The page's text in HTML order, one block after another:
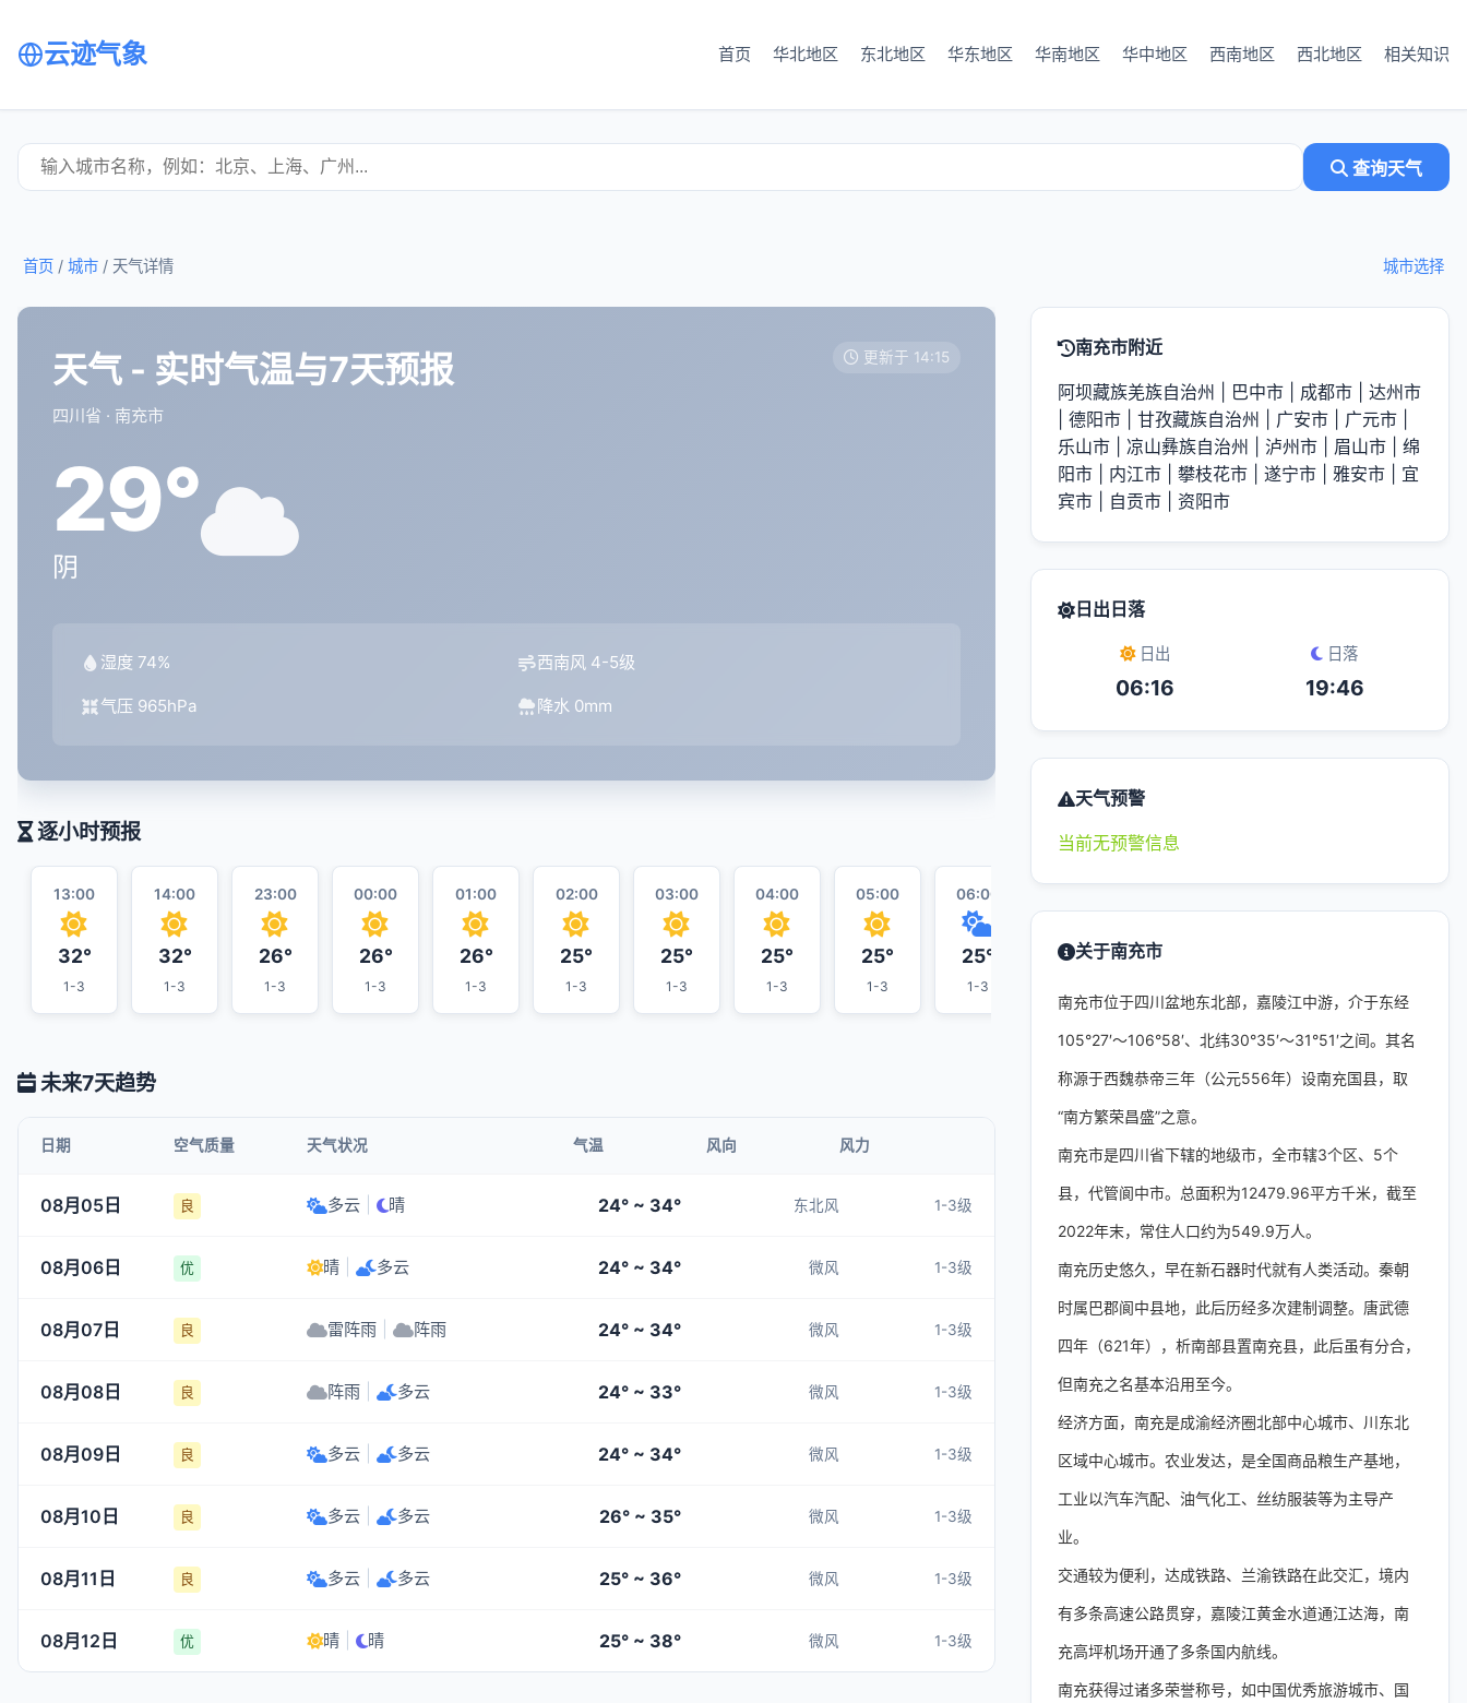
云迹气象 首页 华北地区 东北地区 华东地区 华南地区 华中地区 西南地区 西北地区 相关知识
查询天气
城市选择
首页 / 城市 / 天气详情
天气 - 实时气温与7天预报
四川省 · 南充市
更新于 14:15
29°
阴
湿度 74% 西南风 4-5级
气压 965hPa 降水 0mm
逐小时预报
13:00
32°
1-3
14:00
32°
1-3
23:00
26°
1-3
00:00
26°
1-3
01:00
26°
1-3
02:00
25°
1-3
03:00
25°
1-3
04:00
25°
1-3
05:00
25°
1-3
06:00
25°
1-3
26°
未来7天趋势
日期 空气质量 天气状况 气温 风向 风力
08月05日 良 多云 晴 24° ~ 34° 东北风 1-3级
08月06日 优 晴 多云 24° ~ 34° 微风 1-3级
08月07日 良 雷阵雨 阵雨 24° ~ 34° 微风 1-3级
08月08日 良 阵雨 多云 24° ~ 33° 微风 1-3级
08月09日 良 多云 多云 24° ~ 34° 微风 1-3级
08月10日 良 多云 多云 26° ~ 35° 微风 1-3级
08月11日 良 多云 多云 25° ~ 36° 微风 1-3级
08月12日 优 晴 晴 25° ~ 38° 微风 1-3级
南充市附近
阿坝藏族羌族自治州 巴中市 成都市
达州市
德阳市 甘孜藏族自治州 广安市 广元市
乐山市
凉山彝族自治州 泸州市 眉山市
绵
阳市
内江市 攀枝花市 遂宁市 雅安市
宜
宾市
自贡市 资阳市
日出日落
日出
06:16
日落
19:46
天气预警
当前无预警信息
关于南充市
南充市位于四川盆地东北部，嘉陵江中游，介于东经
105°27′～106°58′、北纬30°35′～31°51′之间。其名
称源于西魏恭帝三年（公元556年）设南充国县，取
“南方繁荣昌盛”之意。
南充市是四川省下辖的地级市，全市辖3个区、5个
县，代管阆中市。总面积为12479.96平方千米，截至
2022年末，常住人口约为549.9万人。
南充历史悠久，早在新石器时代就有人类活动。秦朝
时属巴郡阆中县地，此后历经多次建制调整。唐武德
四年（621年），析南部县置南充县，此后虽有分合，
但南充之名基本沿用至今。
经济方面，南充是成渝经济圈北部中心城市、川东北
区域中心城市。农业发达，是全国商品粮生产基地，
工业以汽车汽配、油气化工、丝纺服装等为主导产
业。
交通较为便利，达成铁路、兰渝铁路在此交汇，境内
有多条高速公路贯穿，嘉陵江黄金水道通江达海，南
充高坪机场开通了多条国内航线。
南充获得过诸多荣誉称号，如中国优秀旅游城市、国